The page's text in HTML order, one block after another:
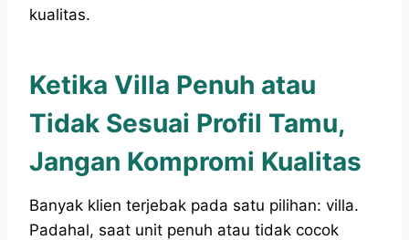
kualitas.
Ketika Villa Penuh atau
Tidak Sesuai Profil Tamu,
Jangan Kompromi Kualitas
Banyak klien terjebak pada satu pilihan: villa.
Padahal, saat unit penuh atau tidak cocok